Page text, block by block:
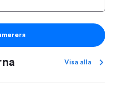
Visa alla